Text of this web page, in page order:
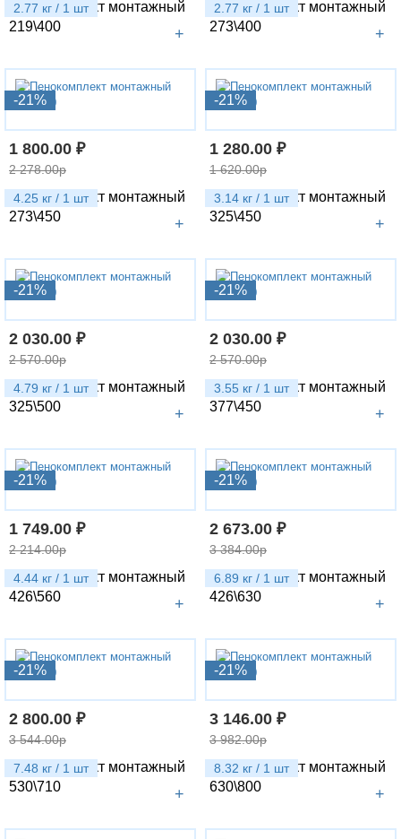
2.77 кг / 1 шт
+
Пенокомплект монтажный
219\400
2.77 кг / 1 шт
+
Пенокомплект монтажный
273\400
-21%
4.25 кг / 1 шт
1 800.00 ₽
+
2 278.00р
Пенокомплект монтажный
273\450
-21%
3.14 кг / 1 шт
1 280.00 ₽
+
1 620.00р
Пенокомплект монтажный
325\450
-21%
4.79 кг / 1 шт
2 030.00 ₽
+
2 570.00р
Пенокомплект монтажный
325\500
-21%
3.55 кг / 1 шт
2 030.00 ₽
+
2 570.00р
Пенокомплект монтажный
377\450
-21%
4.44 кг / 1 шт
1 749.00 ₽
+
2 214.00р
Пенокомплект монтажный
426\560
-21%
6.89 кг / 1 шт
2 673.00 ₽
+
3 384.00р
Пенокомплект монтажный
426\630
-21%
7.48 кг / 1 шт
2 800.00 ₽
+
3 544.00р
Пенокомплект монтажный
530\710
-21%
8.32 кг / 1 шт
3 146.00 ₽
+
3 982.00р
Пенокомплект монтажный
630\800